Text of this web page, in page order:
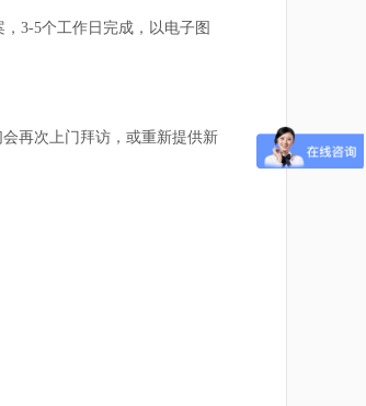
3-5个工作日完成，以电子图
再次上门拜访，或重新提供新